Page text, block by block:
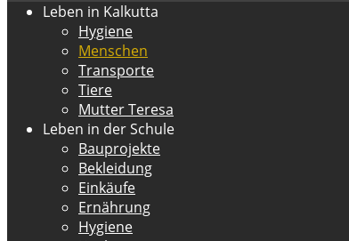
Leben in Kalkutta
Hygiene
Menschen
Transporte
Tiere
Mutter Teresa
Leben in der Schule
Bauprojekte
Bekleidung
Einkäufe
Ernährung
Hygiene